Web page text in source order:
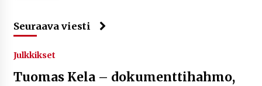
Seuraava viesti
Julkkikset
Tuomas Kela – dokumenttihahmo,